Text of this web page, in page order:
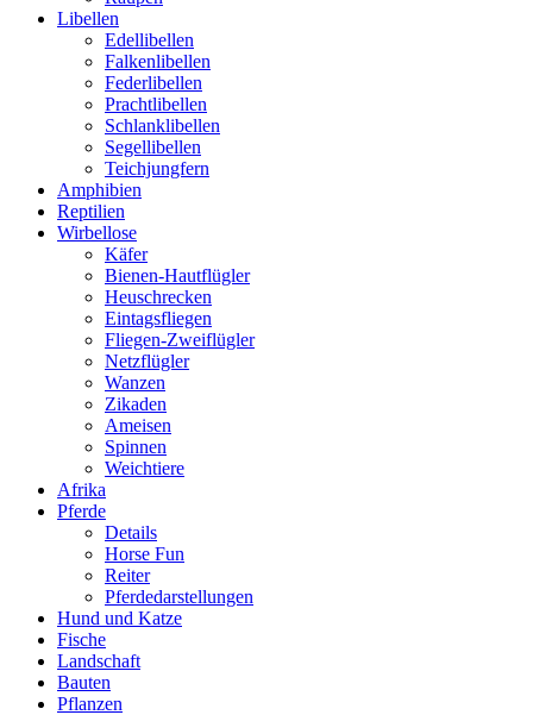
Libellen
Edellibellen
Falkenlibellen
Federlibellen
Prachtlibellen
Schlanklibellen
Segellibellen
Teichjungfern
Amphibien
Reptilien
Wirbellose
Käfer
Bienen-Hautflügler
Heuschrecken
Eintagsfliegen
Fliegen-Zweiflügler
Netzflügler
Wanzen
Zikaden
Ameisen
Spinnen
Weichtiere
Afrika
Pferde
Details
Horse Fun
Reiter
Pferdedarstellungen
Hund und Katze
Fische
Landschaft
Bauten
Pflanzen